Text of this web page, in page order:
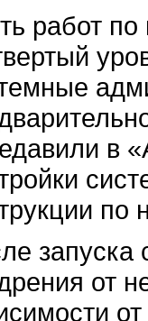
работ
в
по
запуска
от